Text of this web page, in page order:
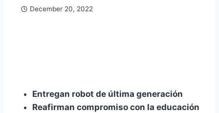
December 20, 2022
Entregan robot de última generación
Reafirman compromiso con la educación